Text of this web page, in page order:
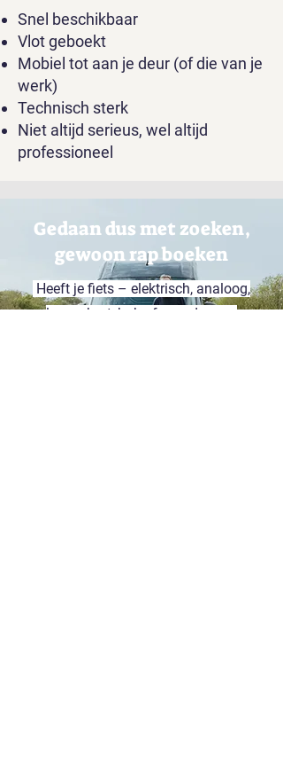
Snel beschikbaar
Vlot geboekt
Mobiel tot aan je deur (of die van je
werk)
Technisch sterk
Niet altijd serieus, wel altijd
professioneel
Gedaan dus met zoeken,
gewoon rap boeken
Heeft je fiets – elektrisch, analoog,
long, short, bak of speed – een